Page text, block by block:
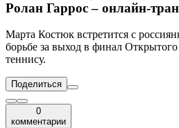
Ролан Гаррос – онлайн-
Марта Костюк встретится с
борьбе за выход в финал
теннису.
Поделиться
0
комментарии